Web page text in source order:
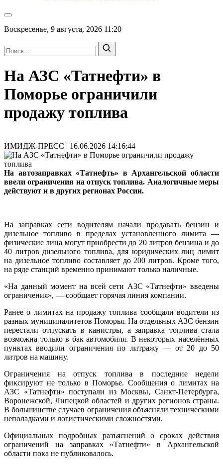
Воскресенье, 9 августа, 2026 11:20
На АЗС «Татнефти» в
Поморье ограничили
продажу топлива
ИМИДЖ-ПРЕСС | 16.06.2026 14:16:44
На автозаправках «Татнефть» в Архангельской области
ввели ограничения на отпуск топлива. Аналогичные меры
действуют и в других регионах России.
На заправках сети водителям начали продавать бензин и
дизельное топливо в пределах установленного лимита —
физические лица могут приобрести до 20 литров бензина и до
40 литров дизельного топлива, для юридических лиц лимит
на дизельное топливо составляет до 200 литров. Кроме того,
на ряде станций временно принимают только наличные.
«На данный момент на всей сети АЗС «Татнефти» введены
ограничения», — сообщает горячая линия компании.
Ранее о лимитах на продажу топлива сообщали водители из
разных муниципалитетов Поморья. На отдельных АЗС бензин
перестали отпускать в канистры, а заправка топлива стала
возможна только в бак автомобиля. В некоторых населённых
пунктах вводили ограничения по литражу — от 20 до 50
литров на машину.
Ограничения на отпуск топлива в последние недели
фиксируют не только в Поморье. Сообщения о лимитах на
АЗС «Татнефти» поступали из Москвы, Санкт-Петербурга,
Воронежской, Липецкой областей и других регионов страны.
В большинстве случаев ограничения объясняли техническими
неполадками и логистическими сложностями.
Официальных подробных разъяснений о сроках действия
ограничений на заправках «Татнефти» в Архангельской
области пока не публиковалось.